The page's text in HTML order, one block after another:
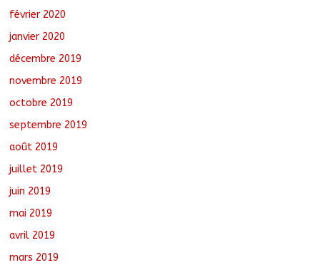
février 2020
janvier 2020
décembre 2019
novembre 2019
octobre 2019
septembre 2019
août 2019
juillet 2019
juin 2019
mai 2019
avril 2019
mars 2019